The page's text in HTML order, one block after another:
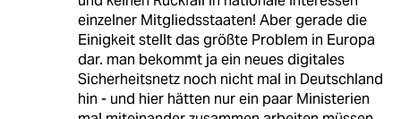
einzelner Mitgliedsstaaten! Aber gerade die
Einigkeit stellt das größte Problem in Europa
dar. man bekommt ja ein neues digitales
Sicherheitsnetz noch nicht mal in Deutschland
hin - und hier hätten nur ein paar Ministerien